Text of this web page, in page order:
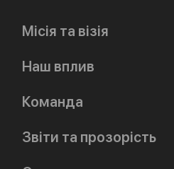
Місія та візія
Наш вплив
Команда
Звіти та прозорість